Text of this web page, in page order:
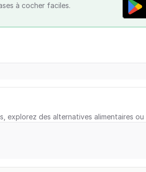
à cocher faciles.
explorez des alternatives alimentaires